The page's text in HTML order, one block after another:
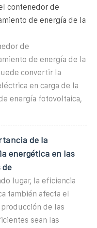
contenedor de
de energía de la
de
de energía de la
convertir la
en carga de la
energía fotovoltaica,
de la
energética en las
de
lugar, la eficiencia
también afecta el
de las
sean las